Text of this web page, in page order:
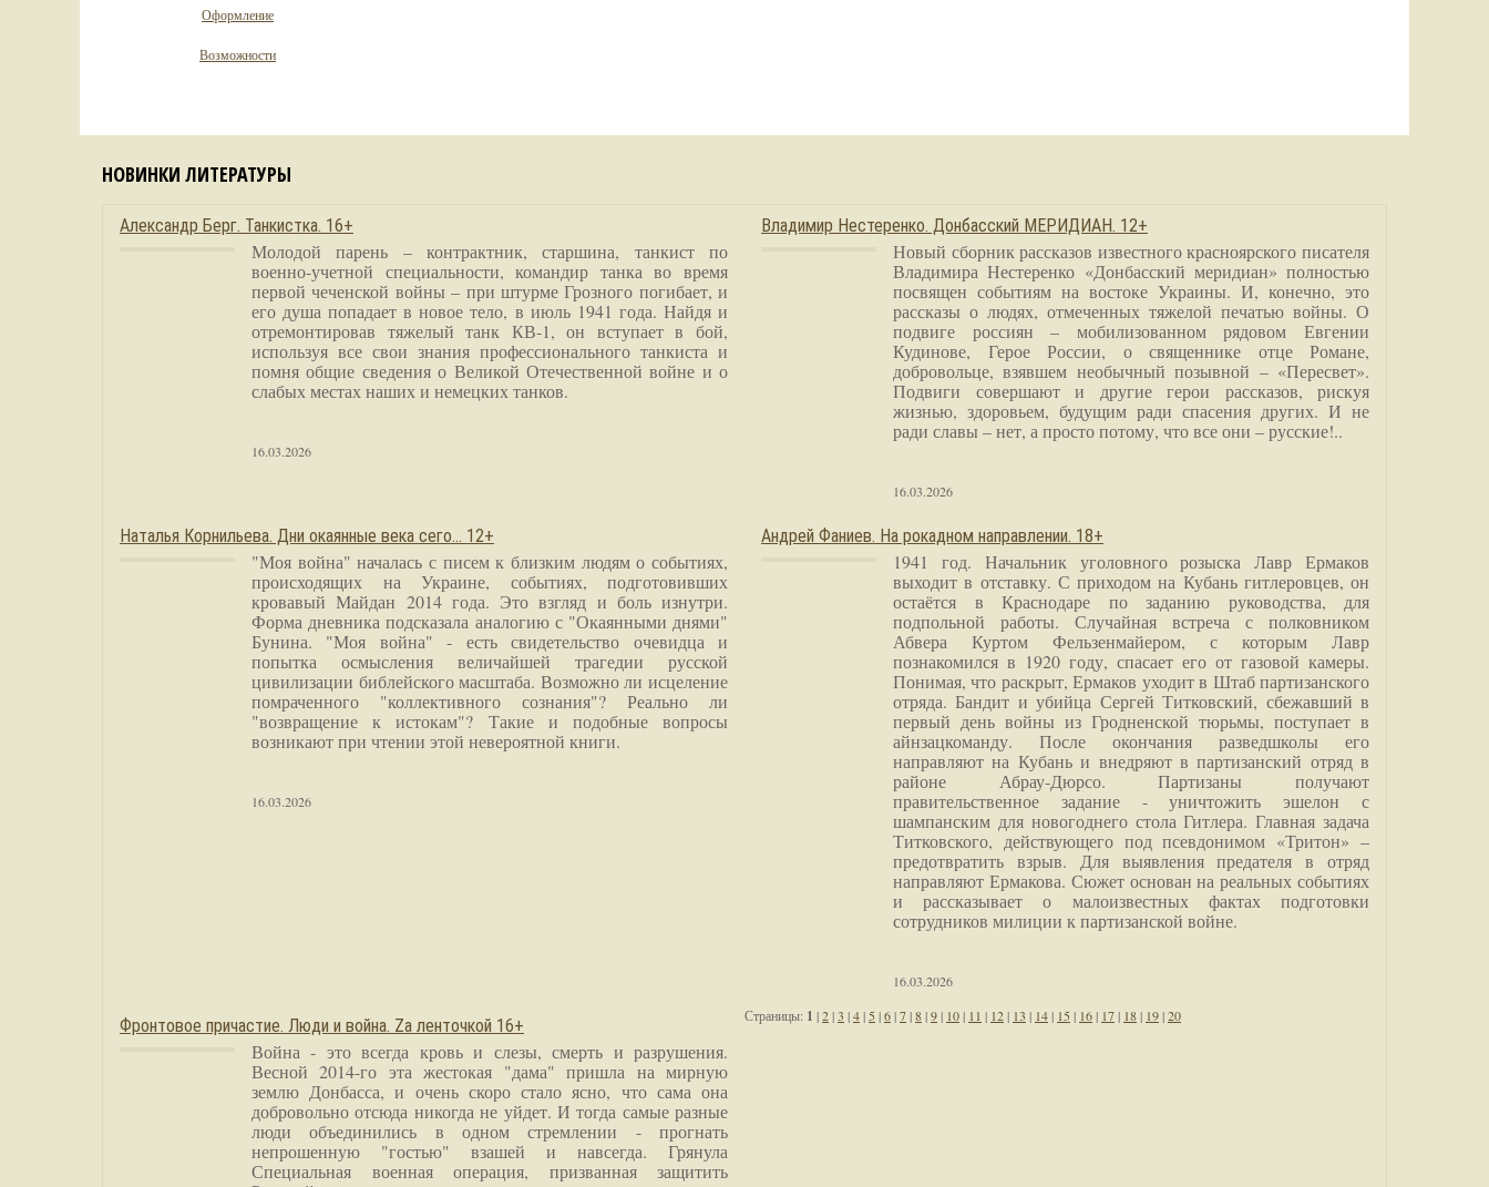
Оформление
Возможности
НОВИНКИ ЛИТЕРАТУРЫ
Александр Берг. Танкистка. 16+
Молодой парень – контрактник, старшина, танкист по
военно-учетной специальности, командир танка во время
первой чеченской войны – при штурме Грозного погибает, и
его душа попадает в новое тело, в июль 1941 года. Найдя и
отремонтировав тяжелый танк КВ-1, он вступает в бой,
используя все свои знания профессионального танкиста и
помня общие сведения о Великой Отечественной войне и о
слабых местах наших и немецких танков.
16.03.2026
Владимир Нестеренко. Донбасский МЕРИДИАН. 12+
Новый сборник рассказов известного красноярского писателя
Владимира Нестеренко «Донбасский меридиан» полностью
посвящен событиям на востоке Украины. И, конечно, это
рассказы о людях, отмеченных тяжелой печатью войны. О
подвиге россиян – мобилизованном рядовом Евгении
Кудинове, Герое России, о священнике отце Романе,
добровольце, взявшем необычный позывной – «Пересвет».
Подвиги совершают и другие герои рассказов, рискуя
жизнью, здоровьем, будущим ради спасения других. И не
ради славы – нет, а просто потому, что все они – русские!..
16.03.2026
Наталья Корнильева. Дни окаянные века сего… 12+
"Моя война" началась с писем к близким людям о событиях,
происходящих на Украине, событиях, подготовивших
кровавый Майдан 2014 года. Это взгляд и боль изнутри.
Форма дневника подсказала аналогию с "Окаянными днями"
Бунина. "Моя война" - есть свидетельство очевидца и
попытка осмысления величайшей трагедии русской
цивилизации библейского масштаба. Возможно ли исцеление
помраченного "коллективного сознания"? Реально ли
"возвращение к истокам"? Такие и подобные вопросы
возникают при чтении этой невероятной книги.
16.03.2026
Андрей Фаниев. На рокадном направлении. 18+
1941 год. Начальник уголовного розыска Лавр Ермаков
выходит в отставку. С приходом на Кубань гитлеровцев, он
остаётся в Краснодаре по заданию руководства, для
подпольной работы. Случайная встреча с полковником
Абвера Куртом Фельзенмайером, с которым Лавр
познакомился в 1920 году, спасает его от газовой камеры.
Понимая, что раскрыт, Ермаков уходит в Штаб партизанского
отряда. Бандит и убийца Сергей Титковский, сбежавший в
первый день войны из Гродненской тюрьмы, поступает в
айнзацкоманду. После окончания разведшколы его
направляют на Кубань и внедряют в партизанский отряд в
районе Абрау-Дюрсо. Партизаны получают
правительственное задание - уничтожить эшелон с
шампанским для новогоднего стола Гитлера. Главная задача
Титковского, действующего под псевдонимом «Тритон» –
предотвратить взрыв. Для выявления предателя в отряд
направляют Ермакова. Сюжет основан на реальных событиях
и рассказывает о малоизвестных фактах подготовки
сотрудников милиции к партизанской войне.
16.03.2026
Фронтовое причастие. Люди и война. Zа ленточкой 16+
Война - это всегда кровь и слезы, смерть и разрушения.
Весной 2014-го эта жестокая "дама" пришла на мирную
землю Донбасса, и очень скоро стало ясно, что сама она
добровольно отсюда никогда не уйдет. И тогда самые разные
люди объединились в одном стремлении - прогнать
непрошенную "гостью" взашей и навсегда. Грянула
Специальная военная операция, призванная защитить
Страницы: 1 |2|3 |4| 5 |6|7|8|9| 10| 11 | 12| 13 | 14| 15 | 16| 17| 18| 19|20